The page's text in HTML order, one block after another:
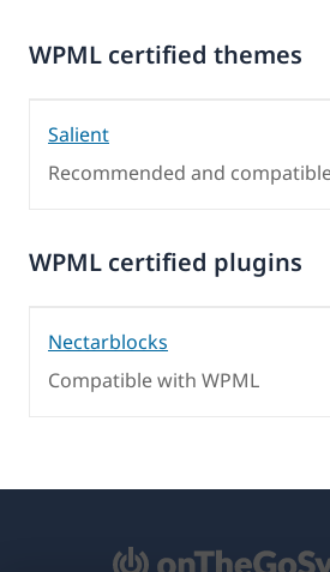
WPML certified themes
Salient
Recommended and
WPML certified plugins
Nectarblocks
Compatible with WPML